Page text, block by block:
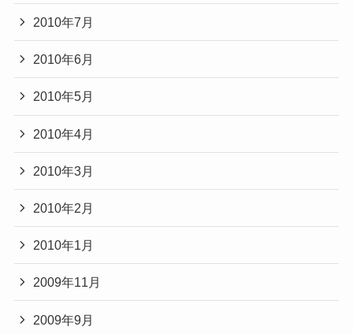
2010年7月
2010年6月
2010年5月
2010年4月
2010年3月
2010年2月
2010年1月
2009年11月
2009年9月